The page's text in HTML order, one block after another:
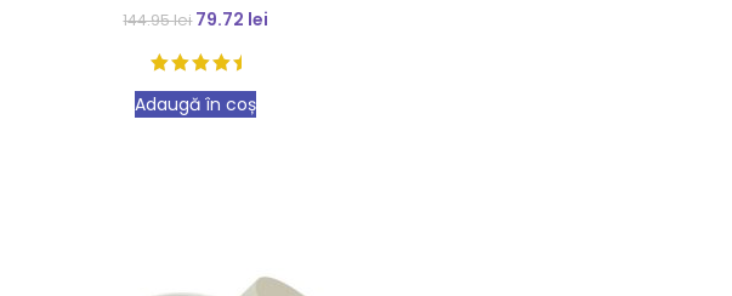
144.95lei 79.72 lei
Adaugă în coș